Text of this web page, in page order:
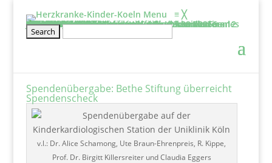
Menu ≡ ╳
Informieren
Über uns
Film: Projekte der Elterninitiative
Aufgaben & Ziele
Entstehung
Satzung
Vorstand
Kontakt
Schirmherr/frau
Tätigkeitsbericht
2025
2024
2023
2022
2021
2020
Projekte
Kölner Klinikclowns
Kunsttherapie
Besuchsdienst
Elternwohnung
Netzwerke und links
Wissenswertes
BHVK
Herzfenster & Info
Newsletter BVHK
Mitmachen
Veranstaltung
Geschwisterseminar für gesunde Kinder von 6 – 12 Jahre und ihre Eltern vom 25.09. – 27.09.2026
2026-Seminar für Eltern: Wir gehe ich mit meinen Ängsten um?
Wellenreiten- und Surf Kurs für herzkranke Teenies von 12 – 18 Jahren
Klettertraining für herzkranke Kinder und Geschwister ab 6 Jahre
Rückblick
Erfahrungsberichte
Mitglied werden
Stammtisch für Eltern von herzkranken Kindern
Kontakt
Spenden
Jetzt Spenden
Spendeneinsatz
Aktuelle Spendenprojekte
Vielen Dank
Spendenbescheinigung
Freistellungsbescheid
Spendenübergabe: Bethe Stiftung überreicht
Spendenscheck
v.l.: Dr. Alice Schamong, Ute Braun-Ehrenpreis, R. Kippe,
Prof. Dr. Birgitt Killersreiter und Claudia Eggers